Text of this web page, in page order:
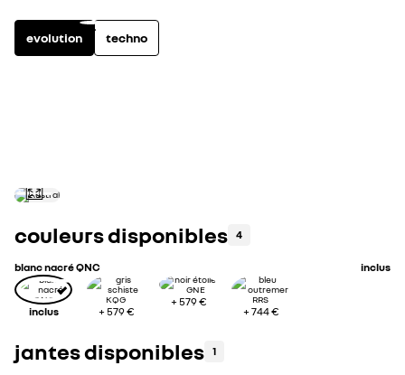
evolution techno
couleurs disponibles 4
blanc nacré QNC inclus
inclus +579 €
+579 €
+744 €
jantes disponibles 1